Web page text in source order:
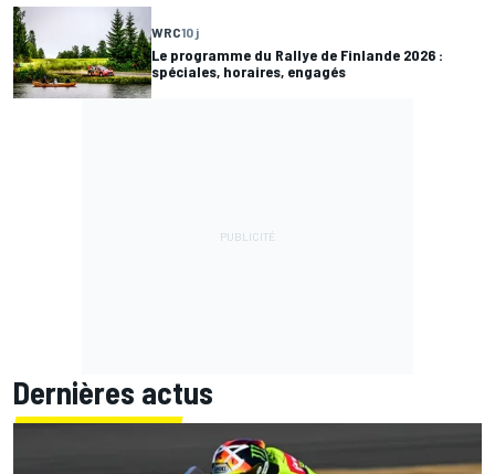
WRC10 j
Le programme du Rallye de Finlande 2026 :
spéciales, horaires, engagés
Dernières actus